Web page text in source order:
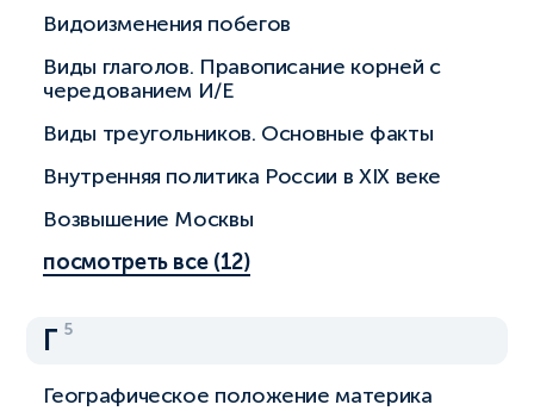
Видоизменения побегов
Виды глаголов. Правописание корней с
чередованием И/Е
Виды треугольников. Основные факты
Внутренняя политика России в XIX веке
Возвышение Москвы
посмотреть все (12)
Г 5
Географическое положение материка